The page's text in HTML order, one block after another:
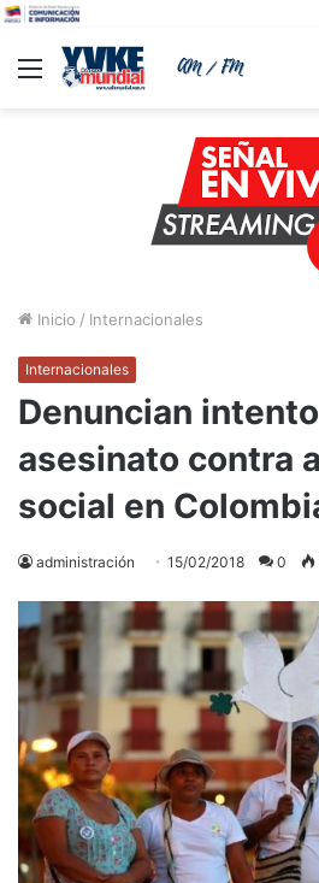
Menu
Inicio / Internacionales
Internacionales
Denuncian
asesinato contra
social en
administración 15/02/2018 0